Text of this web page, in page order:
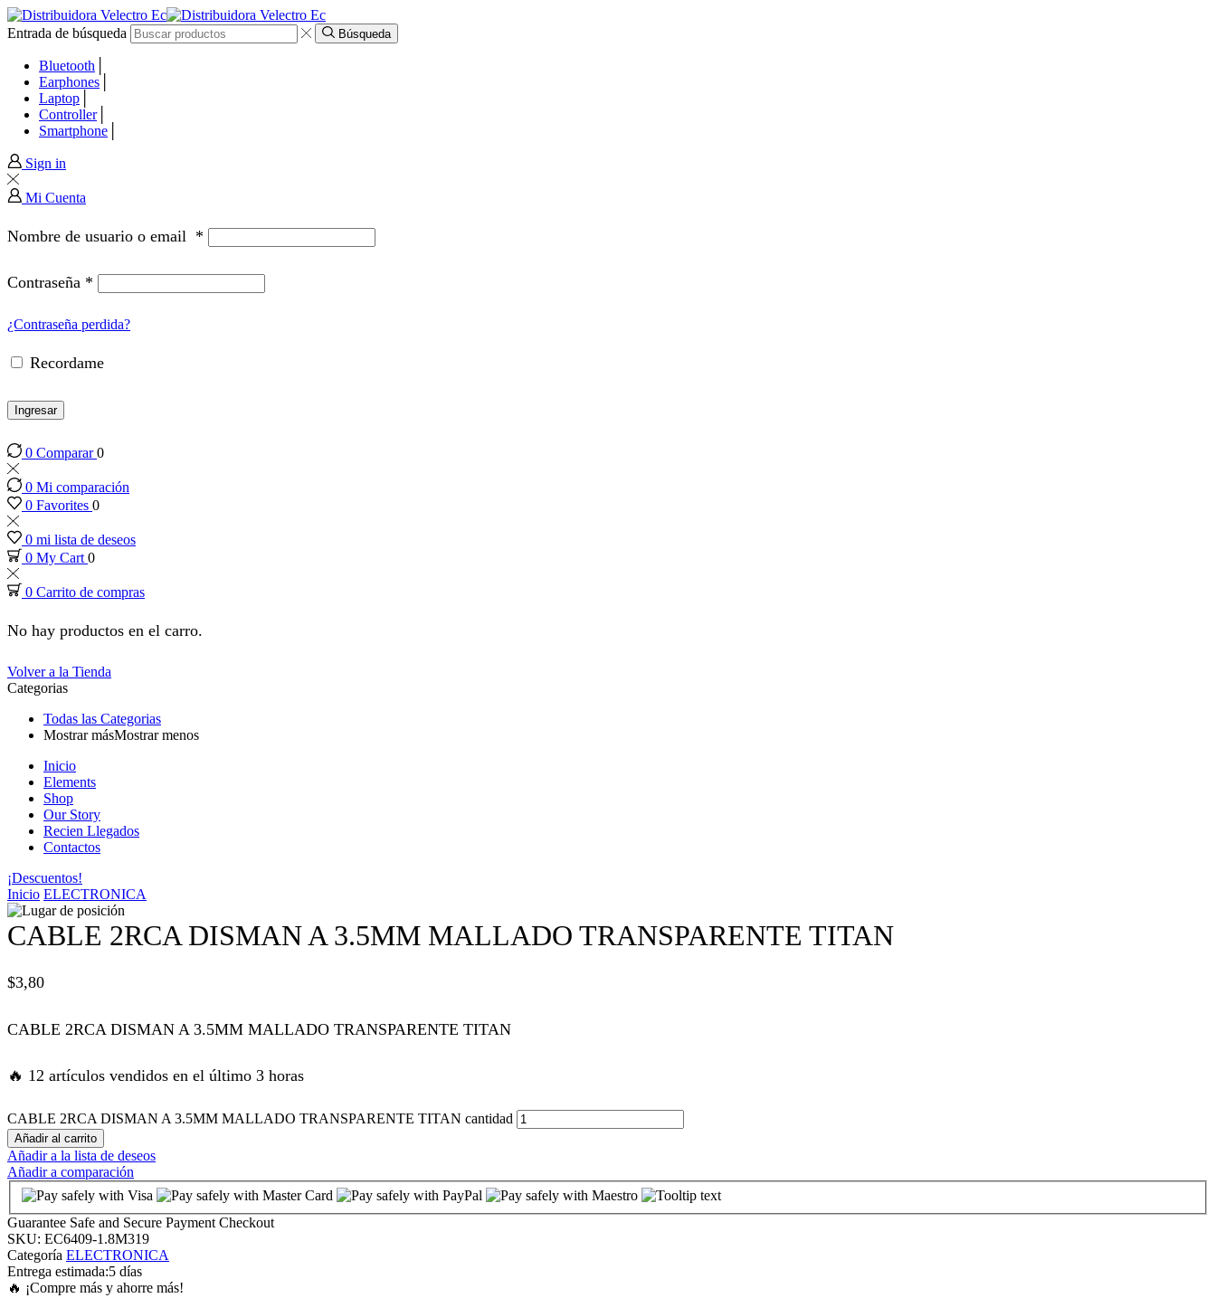
al
al
Entrada de búsqueda Búsqueda
Bluetooth
Earphones
Laptop
Controller
Smartphone
Sign in
Mi Cuenta
Nombre de usuario o email *
Contraseña *
¿Contraseña perdida?
Recordame
Ingresar
0 Comparar0
0 Mi comparación
0 Favorites 0
0 mi lista de deseos
0 My Cart 0
0 Carrito de compras
No hay productos en el carro.
Volver a la Tienda
Categorias
Todas las Categorias
Mostrar másMostrar menos
Inicio
Elements
Shop
Our Story
Recien Llegados
Contactos
¡Descuentos!
Inicio ELECTRONICA
CABLE 2RCA DISMAN A 3.5MM MALLADO TRANSPARENTE TITAN
$3,80
CABLE 2RCA DISMAN A 3.5MM MALLADO TRANSPARENTE TITAN
🔥 12 artículos vendidos en el último 3 horas
CABLE 2RCA DISMAN A 3.5MM MALLADO TRANSPARENTE TITAN cantidad
Añadir al carrito
Añadir a la lista de deseos
Añadir a comparación
Guarantee Safe and Secure Payment Checkout
SKU: EC6409-1.8M319
Categoría ELECTRONICA
Entrega estimada:5 días
🔥 ¡Compre más y ahorre más!